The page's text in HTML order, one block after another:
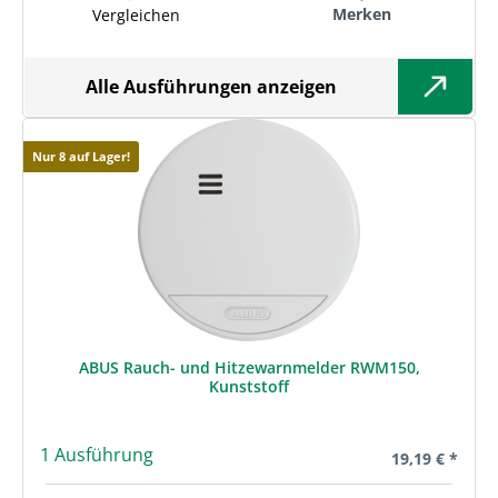
Vergleichen Merken
Alle Ausführungen anzeigen
Nur 8 auf Lager!
ABUS Rauch- und Hitzewarnmelder RWM150,
Kunststoff
1 Ausführung Regulärer
19,19 € *